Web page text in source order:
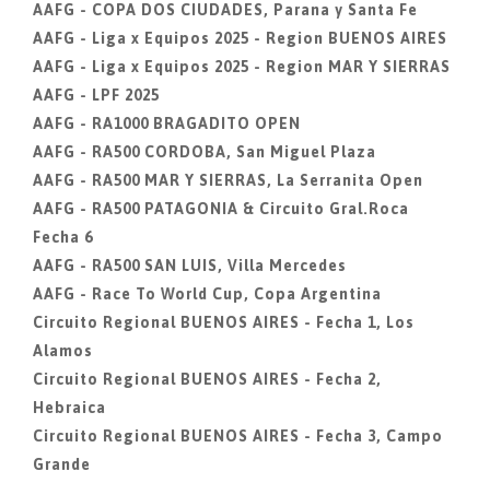
AAFG - COPA DOS CIUDADES, Parana y Santa Fe
AAFG - Liga x Equipos 2025 - Region BUENOS AIRES
AAFG - Liga x Equipos 2025 - Region MAR Y SIERRAS
AAFG - LPF 2025
AAFG - RA1000 BRAGADITO OPEN
AAFG - RA500 CORDOBA, San Miguel Plaza
AAFG - RA500 MAR Y SIERRAS, La Serranita Open
AAFG - RA500 PATAGONIA & Circuito Gral.Roca
Fecha 6
AAFG - RA500 SAN LUIS, Villa Mercedes
AAFG - Race To World Cup, Copa Argentina
Circuito Regional BUENOS AIRES - Fecha 1, Los
Alamos
Circuito Regional BUENOS AIRES - Fecha 2,
Hebraica
Circuito Regional BUENOS AIRES - Fecha 3, Campo
Grande